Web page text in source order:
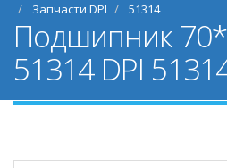
Запчасти DPI
51314
Подшипник
51314 DPI